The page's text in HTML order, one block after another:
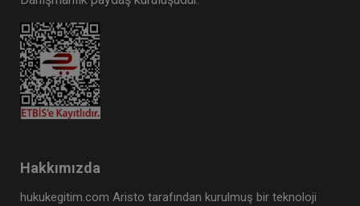
Hakkımızda
hukukegitim.com Aristo tarafından kurulmuş bir teknoloji